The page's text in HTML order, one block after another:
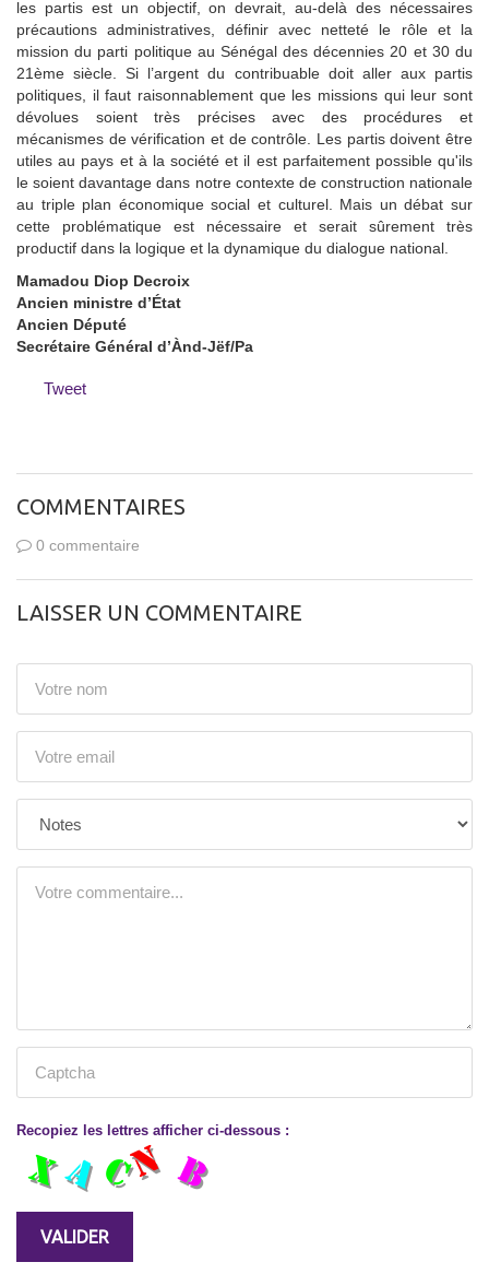
les partis est un objectif, on devrait, au-delà des nécessaires
précautions administratives, définir avec netteté le rôle et la
mission du parti politique au Sénégal des décennies 20 et 30 du
21ème siècle. Si l’argent du contribuable doit aller aux partis
politiques, il faut raisonnablement que les missions qui leur sont
dévolues soient très précises avec des procédures et
mécanismes de vérification et de contrôle. Les partis doivent être
utiles au pays et à la société et il est parfaitement possible qu'ils
le soient davantage dans notre contexte de construction nationale
au triple plan économique social et culturel. Mais un débat sur
cette problématique est nécessaire et serait sûrement très
productif dans la logique et la dynamique du dialogue national.
Mamadou Diop Decroix
Ancien ministre d’État
Ancien Député
Secrétaire Général d’Ànd-Jëf/Pa
Tweet
COMMENTAIRES
0 commentaire
LAISSER UN COMMENTAIRE
Recopiez les lettres afficher ci-dessous :